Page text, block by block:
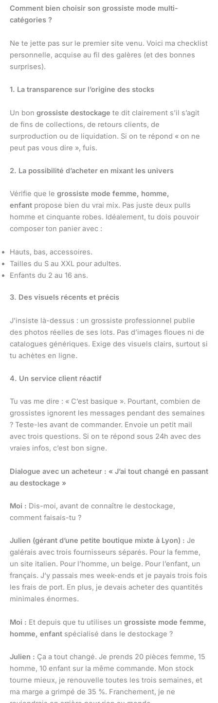
Comment bien choisir son grossiste mode multi-
catégories ?
Ne te jette pas sur le premier site venu. Voici ma checklist
personnelle, acquise au fil des galères (et des bonnes
surprises).
1. La transparence sur l’origine des stocks
Un bon grossiste destockage te dit clairement s’il s’agit
de fins de collections, de retours clients, de
surproduction ou de liquidation. Si on te répond « on ne
peut pas vous dire », fuis.
2. La possibilité d’acheter en mixant les univers
Vérifie que le grossiste mode femme, homme,
enfant propose bien du vrai mix. Pas juste deux pulls
homme et cinquante robes. Idéalement, tu dois pouvoir
composer ton panier avec :
Hauts, bas, accessoires.
Tailles du S au XXL pour adultes.
Enfants du 2 au 16 ans.
3. Des visuels récents et précis
J’insiste là-dessus : un grossiste professionnel publie
des photos réelles de ses lots. Pas d’images floues ni de
catalogues génériques. Exige des visuels clairs, surtout si
tu achètes en ligne.
4. Un service client réactif
Tu vas me dire : « C’est basique ». Pourtant, combien de
grossistes ignorent les messages pendant des semaines
? Teste-les avant de commander. Envoie un petit mail
avec trois questions. Si on te répond sous 24h avec des
vraies infos, c’est bon signe.
Dialogue avec un acheteur : « J’ai tout changé en passant
au destockage »
Moi : Dis-moi, avant de connaître le destockage,
comment faisais-tu ?
Julien (gérant d’une petite boutique mixte à Lyon) : Je
galérais avec trois fournisseurs séparés. Pour la femme,
un site italien. Pour l’homme, un belge. Pour l’enfant, un
français. J’y passais mes week-ends et je payais trois fois
les frais de port. En plus, je devais acheter des quantités
minimales énormes.
Moi : Et depuis que tu utilises un grossiste mode femme,
homme, enfant spécialisé dans le destockage ?
Julien : Ça a tout changé. Je prends 20 pièces femme, 15
homme, 10 enfant sur la même commande. Mon stock
tourne mieux, je renouvelle toutes les trois semaines, et
ma marge a grimpé de 35 %. Franchement, je ne